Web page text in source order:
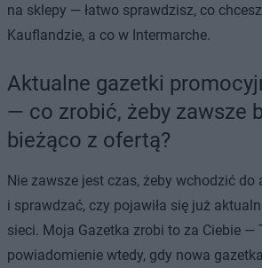
na sklepy — łatwo sprawdzisz, co
Kauflandzie, a co w Intermarche.
Aktualne gazetki
— co zrobić, żeby zawsze
bieżąco z ofertą?
Nie zawsze jest czas, żeby wchodzić
i sprawdzać, czy pojawiła się już
sieci. Moja Gazetka zrobi to za Ciebie —
powiadomienie wtedy, gdy nowa